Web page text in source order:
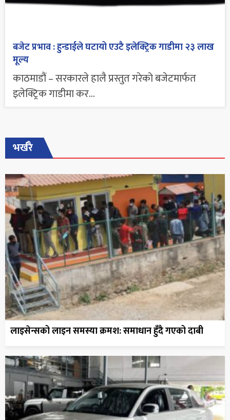
बजेट प्रभाव : हुन्डाईले घटायो एउटै इलेक्ट्रिक गाडीमा २३ लाख
मूल्य
काठमाडौं – सरकारले हालै प्रस्तुत गरेको बजेटमार्फत
इलेक्ट्रिक गाडीमा कर...
भर्खरै
लाइसेन्सको लाइन समस्या क्रमश: समाधान हुँदै गएको दाबी